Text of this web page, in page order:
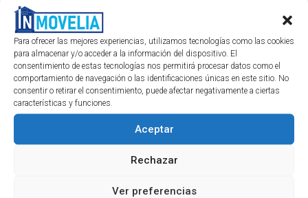
Para ofrecer las mejores experiencias, utilizamos tecnologías como las cookies
para almacenar y/o acceder a la información del dispositivo. El
consentimiento de estas tecnologías nos permitirá procesar datos como el
comportamiento de navegación o las identificaciones únicas en este sitio. No
consentir o retirar el consentimiento, puede afectar negativamente a ciertas
características y funciones.
Aceptar
Rechazar
Ver preferencias
Lee mas
Buscar
Buscar